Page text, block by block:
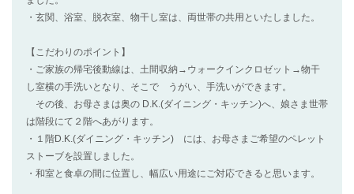
・玄関、浴室、脱衣室、物干し室は、両世帯の共用といたしました。
【こだわりのポイント】
・ご家族の帰宅後動線は、土間収納→ウォークインクロゼット→物干
し室横の手洗いとなり、そこで うがい、手洗いができます。
その後、お母さまは奥の D.K.(ダイニング・キッチン)へ、娘さま世帯
は階段にて２階へあがります。
・１階D.K.(ダイニング・キッチン) には、お母さまご希望のペレット
ストーブを設置しました。
・和室と食卓の間に位置し、幅広い用途にご対応できると思います。